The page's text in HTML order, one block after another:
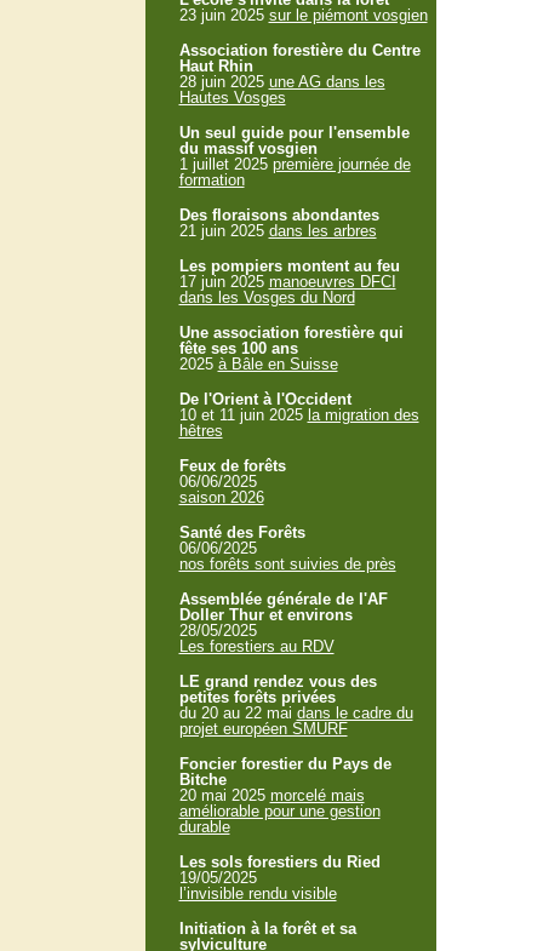
23 juin 2025 sur le piémont vosgien
Association forestière du Centre
Haut Rhin
28 juin 2025 une AG dans les
Hautes Vosges
Un seul guide pour l'ensemble
du massif vosgien
1 juillet 2025 première journée de
formation
Des floraisons abondantes
21 juin 2025 dans les arbres
Les pompiers montent au feu
17 juin 2025 manoeuvres DFCI
dans les Vosges du Nord
Une association forestière qui
fête ses 100 ans
2025 à Bâle en Suisse
De l'Orient à l'Occident
10 et 11 juin 2025 la migration des
hêtres
Feux de forêts
06/06/2025
saison 2026
Santé des Forêts
06/06/2025
nos forêts sont suivies de près
Assemblée générale de l'AF
Doller Thur et environs
28/05/2025
Les forestiers au RDV
LE grand rendez vous des
petites forêts privées
du 20 au 22 mai dans le cadre du
projet européen SMURF
Foncier forestier du Pays de
Bitche
20 mai 2025 morcelé mais
améliorable pour une gestion
durable
Les sols forestiers du Ried
19/05/2025
l’invisible rendu visible
Initiation à la forêt et sa
sylviculture